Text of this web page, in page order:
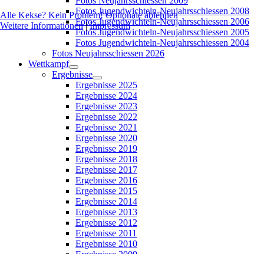
Fotos Jugendwichteln-Neujahrsschiessen 2008
Fotos Jugendwichteln-Neujahrsschiessen 2006
Fotos Jugendwichteln-Neujahrsschiessen 2005
Fotos Jugendwichteln-Neujahrsschiessen 2004
Fotos Neujahrsschiessen 2026
Wettkampf
Ergebnisse
Ergebnisse 2025
Ergebnisse 2024
Ergebnisse 2023
Ergebnisse 2022
Ergebnisse 2021
Ergebnisse 2020
Ergebnisse 2019
Ergebnisse 2018
Ergebnisse 2017
Ergebnisse 2016
Ergebnisse 2015
Ergebnisse 2014
Ergebnisse 2013
Ergebnisse 2012
Ergebnisse 2011
Ergebnisse 2010
Alle Kekse? Kein Problem! Optionale ablehnen
Weitere Informationen|Impressum